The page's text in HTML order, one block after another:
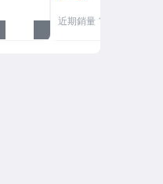
近期銷量 11 件